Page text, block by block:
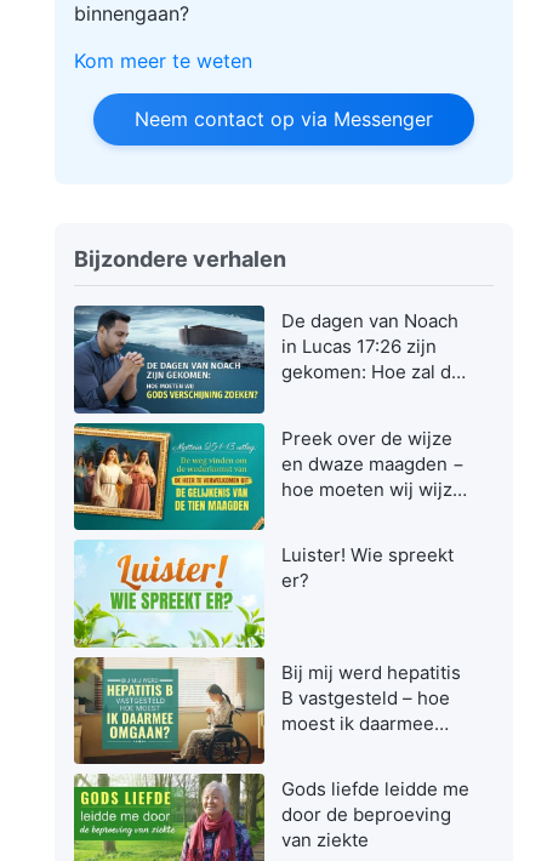
binnengaan?
Kom meer te weten
Neem contact op via Messenger
Bijzondere verhalen
De dagen van Noach
in Lucas 17:26 zijn
gekomen: Hoe zal de
werken?
Preek over de wijze
en dwaze maagden −
hoe moeten wij wijze
Heer
Luister! Wie spreekt
er?
Bij mij werd hepatitis
B vastgesteld – hoe
moest ik daarmee
Gods liefde leidde me
door de beproeving
van ziekte